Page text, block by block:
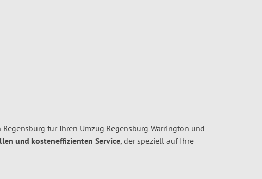
für Ihren Umzug Regensburg Warrington und
und kosteneffizienten Service, der speziell auf Ihre